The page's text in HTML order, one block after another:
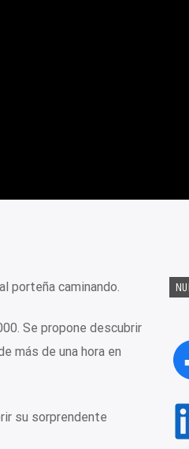
porteña caminando.
Se propone descubrir
más de una hora en
su sorprendente